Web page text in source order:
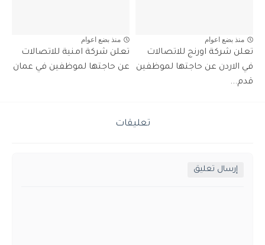
منذ بضع اعوام
تعلن شركة اورنج للاتصالات
في الاردن عن حاجتها لموظفين
قدم...
منذ بضع اعوام
تعلن شركة امنية للاتصالات
عن حاجتها لموظفين في عمان
تعليقات
إرسال تعليق